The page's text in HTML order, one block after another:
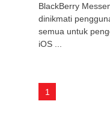
BlackBerry
dinikmati
semua untuk
iOS ...
1